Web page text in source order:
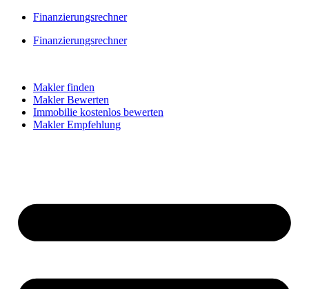
Skip
content
Finanzierungsrechner
Finanzierungsrechner
Makler finden
Makler Bewerten
Immobilie kostenlos bewerten
Makler Empfehlung